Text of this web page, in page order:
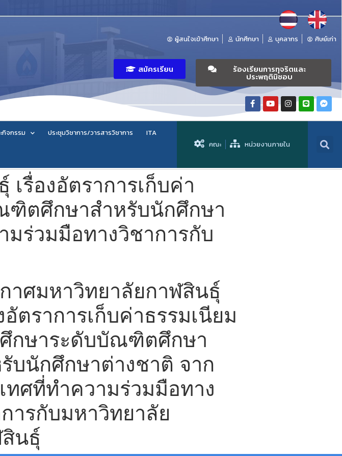
ผู้สนใจเข้าศึกษา นักศึกษา บุคลากร ศิษย์เก่า
สมัครเรียน ร้องเรียนการทุจริตและ
ประพฤติมิชอบ
กิจกรรม ประชุมวิชาการ/วารสารวิชาการ ITA
คณะ หน่วยงานภายใน
รื่องอัตราการเก็บค่า
ฑิตศึกษาสำหรับนักศึกษา
มร่วมมือทางวิชาการกับ
าศมหาวิทยาลัยกาฬสินธุ์
อัตราการเก็บค่าธรรมเนียม
กษาระดับบัณฑิตศึกษา
บนักศึกษาต่างชาติ จาก
ทศที่ทำความร่วมมือทาง
ารกับมหาวิทยาลัย
นธุ์